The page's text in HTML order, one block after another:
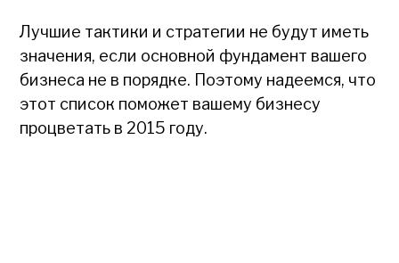
Лучшие тактики и стратегии не будут иметь
значения, если основной фундамент вашего
бизнеса не в порядке. Поэтому надеемся, что
этот список поможет вашему бизнесу
процветать в 2015 году.